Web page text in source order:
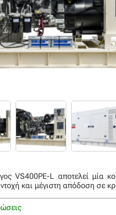
VS400PE-L αποτελεί μία
και μέγιστη απόδοση σε